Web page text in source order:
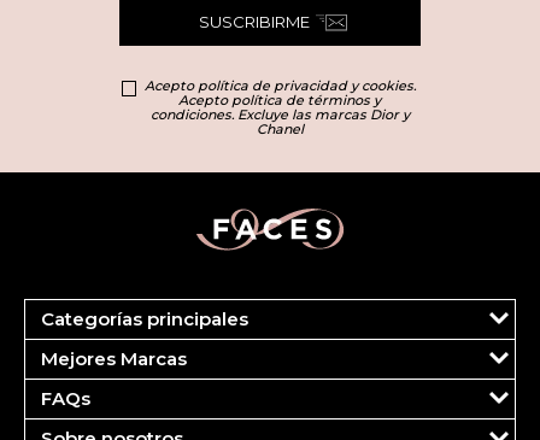
SUSCRIBIRME
Acepto política de privacidad y cookies.
Acepto política de términos y
condiciones. Excluye las marcas Dior y
Chanel
Categorías principales
Marcas
Dior
Más Vendidos
Fragancias
Maquillaje
Mejores Marcas
Clinique
Estee Lauder
Carolina Herrera
FAQs
Tu cuenta